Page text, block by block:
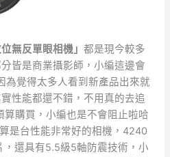
位無反單眼相機」都是現今較多
皆是商業攝影師，小編這邊會
為覺得太多人看到新產品出來就
性能都還不錯，不用真的去追
購買，小編也是不會阻止啦哈
是台性能非常好的相機，4240
還具有5.5級5軸防震技術，小